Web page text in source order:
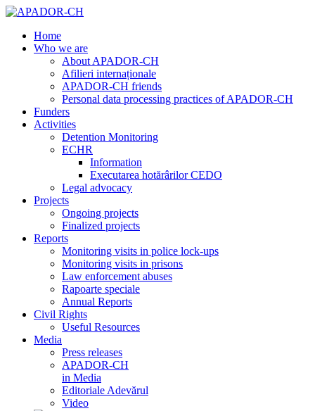
Home
Who we are
About APADOR-CH
Afilieri internaționale
APADOR-CH friends
Personal data processing practices of APADOR-CH
Funders
Activities
Detention Monitoring
ECHR
Information
Executarea hotărârilor CEDO
Legal advocacy
Projects
Ongoing projects
Finalized projects
Reports
Monitoring visits in police lock-ups
Monitoring visits in prisons
Law enforcement abuses
Rapoarte speciale
Annual Reports
Civil Rights
Useful Resources
Media
Press releases
APADOR-CH
in Media
Editoriale Adevărul
Video